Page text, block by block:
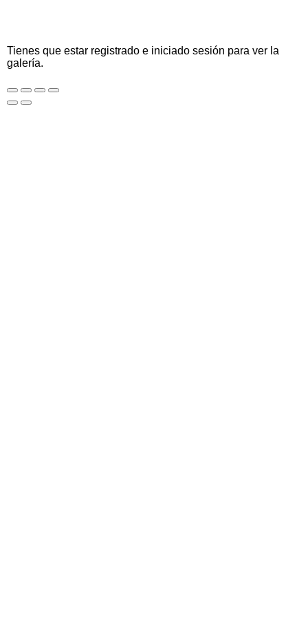
Tienes que estar registrado e iniciado sesión para ver la
galería.